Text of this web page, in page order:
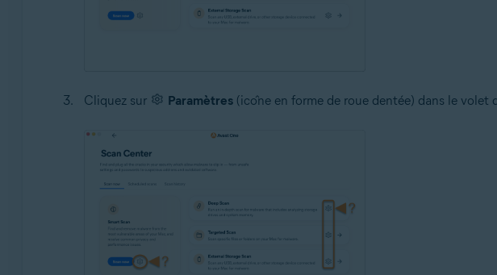
Cliquez sur Paramètres(icône en forme de roue dentée) dans le volet